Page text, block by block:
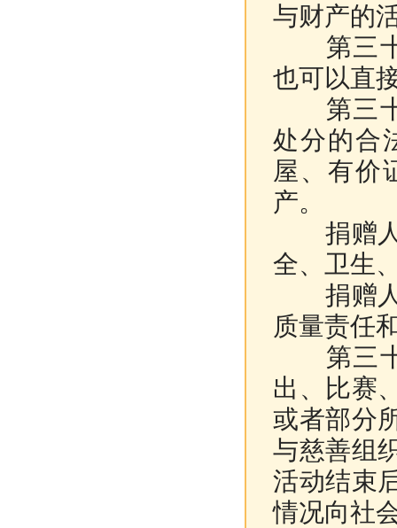
与财产的
第三十
也可以直
第三十
处分的合
屋、有价
产。
捐赠人
全、卫生
捐赠人
质量责任
第三十
出、比赛
或者部分
与慈善组
活动结束
情况向社